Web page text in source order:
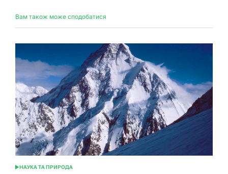
Вам також може сподобатися
ОПУБЛІКУВАТИ
НАУКА ТА ПРИРОДА